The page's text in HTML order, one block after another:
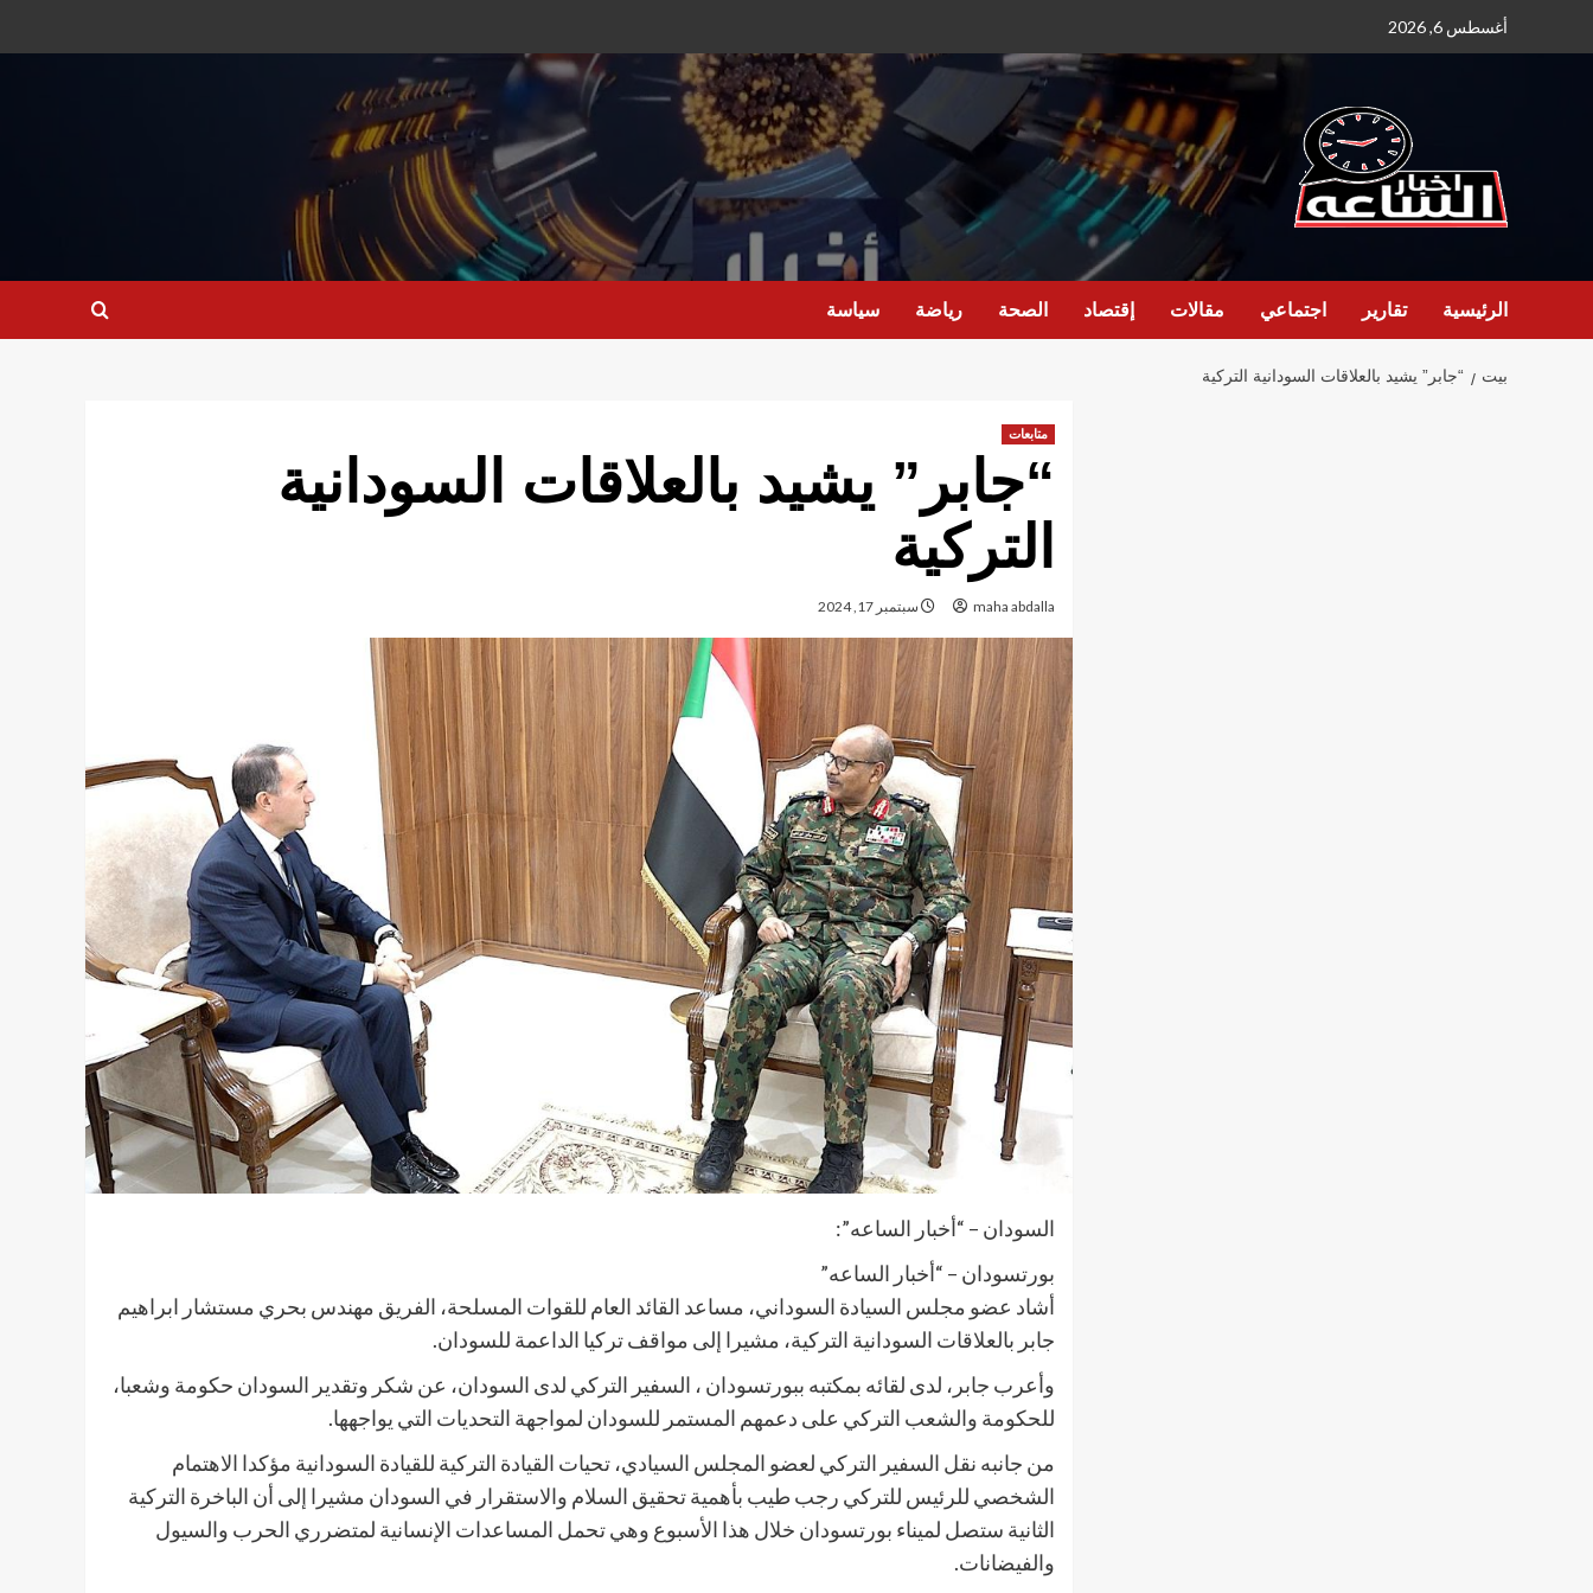
أغسطس 6, 2026
الرئيسية تقارير اجتماعي مقالات إقتصاد الصحة رياضة سياسة
بيت “جابر” يشيد بالعلاقات السودانية التركية
متابعات
“جابر” يشيد بالعلاقات السودانية
التركية
maha abdalla سبتمبر 17, 2024
السودان – “أخبار الساعه”:
بورتسودان – “أخبار الساعه”
أشاد عضو مجلس السيادة السوداني، مساعد القائد العام للقوات المسلحة، الفريق مهندس بحري مستشار ابراهيم
جابر بالعلاقات السودانية التركية، مشيرا إلى مواقف تركيا الداعمة للسودان.
وأعرب جابر، لدى لقائه بمكتبه ببورتسودان ، السفير التركي لدى السودان، عن شكر وتقدير السودان حكومة وشعبا،
للحكومة والشعب التركي على دعمهم المستمر للسودان لمواجهة التحديات التي يواجهها.
من جانبه نقل السفير التركي لعضو المجلس السيادي، تحيات القيادة التركية للقيادة السودانية مؤكدا الاهتمام
الشخصي للرئيس للتركي رجب طيب بأهمية تحقيق السلام والاستقرار في السودان مشيرا إلى أن الباخرة التركية
الثانية ستصل لميناء بورتسودان خلال هذا الأسبوع وهي تحمل المساعدات الإنسانية لمتضرري الحرب والسيول
والفيضانات.